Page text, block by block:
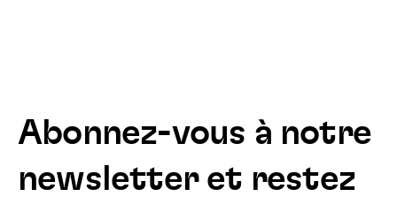
Abonnez-vous à notre
newsletter et restez